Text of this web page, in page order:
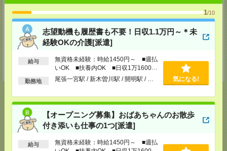
1/10
志望動機も履歴書も不要！日収1.1万円～＊未
経験OKの介護[派遣]
給与
無資格未経験：時給1450円～ ■週払
いOK ■扶養内OK ■日収1万1600円
以上
勤務地 尾張一宮駅 / 新木曽川駅 / 開明駅 / … 気になる!
【オープニング募集】おばあちゃんのお散歩
付き添いも仕事の1つ[派遣]
給与
無資格未経験：時給1450円～ ■週払
メディカルケア事業部 名古屋オフィス
愛知県名古屋市西区牛島町2-5 TOMITA.BLD 4階
TEL：0120-455-091
MAIL： tenshoku@nikken-ts.jp
担当：採用担当
★今ならご来社登録でQUOカード2000円分をプレゼント中★
応募ページへ